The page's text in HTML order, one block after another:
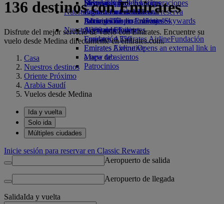
Bebidas
Nuestra flota
Boeing 777
A380 de Emirates
Emirates A350
Emirates Executive
Mapa de asientos
Diversión para los niños
Juguetes infantiles
Actividades para niños
Sostenibilidad en las operaciones
Política medioambiental
Informes medioambientales
Nuestras comunidades
Fundación Emirates AirlineFundación
Emirates Airline Opens an external link in
a new tab
Patrocinios
Skywards Rail
Calculadora de millas
Inicie sesión en Emirates Skywards
Skywards+
Móvil y app de Emirates
Cancelar o cambiar una reserva
Alteraciones en los viajes
Acerca de Emirates
136 destinos con Emirates
Disfrute del mejor servicio de vuelo con Emirates. Encuentre su
vuelo desde Medina directamente en emirates.com.
Casa
Nuestros destinos
Oriente Próximo
Arabia Saudí
Vuelos desde Medina
Ida y vuelta
Solo ida
Múltiples ciudades
Inicie sesión para reservar en Classic Rewards
Aeropuerto de salida
Aeropuerto de llegada
SalidaIda y vuelta